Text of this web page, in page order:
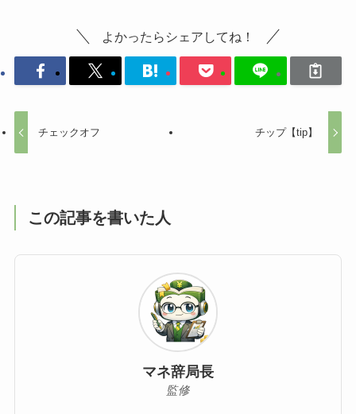
よかったらシェアしてね！
チェックオフ チップ【tip】
この記事を書いた人
マネ辞局長
監修